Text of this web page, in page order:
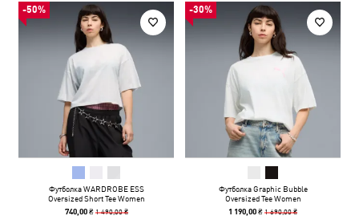
-50%
Футболка WARDROBE ESS
Oversized Short Tee Women
740,00 ₴ 1 490,00 ₴
-30%
Футболка Graphic Bubble
Oversized Tee Women
1 190,00 ₴1 690,00 ₴